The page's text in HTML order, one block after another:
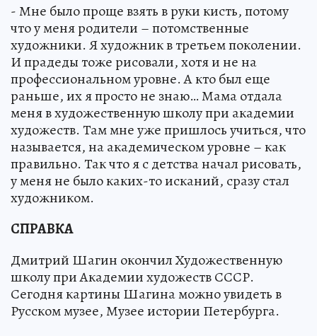
- Мне было проще взять в руки кисть, потому
что у меня родители – потомственные
художники. Я художник в третьем поколении.
И прадеды тоже рисовали, хотя и не на
профессиональном уровне. А кто был еще
раньше, их я просто не знаю… Мама отдала
меня в художественную школу при академии
художеств. Там мне уже пришлось учиться, что
называется, на академическом уровне – как
правильно. Так что я с детства начал рисовать,
у меня не было каких-то исканий, сразу стал
художником.
СПРАВКА
Дмитрий Шагин окончил Художественную
школу при Академии художеств СССР.
Сегодня картины Шагина можно увидеть в
Русском музее, Музее истории Петербурга.